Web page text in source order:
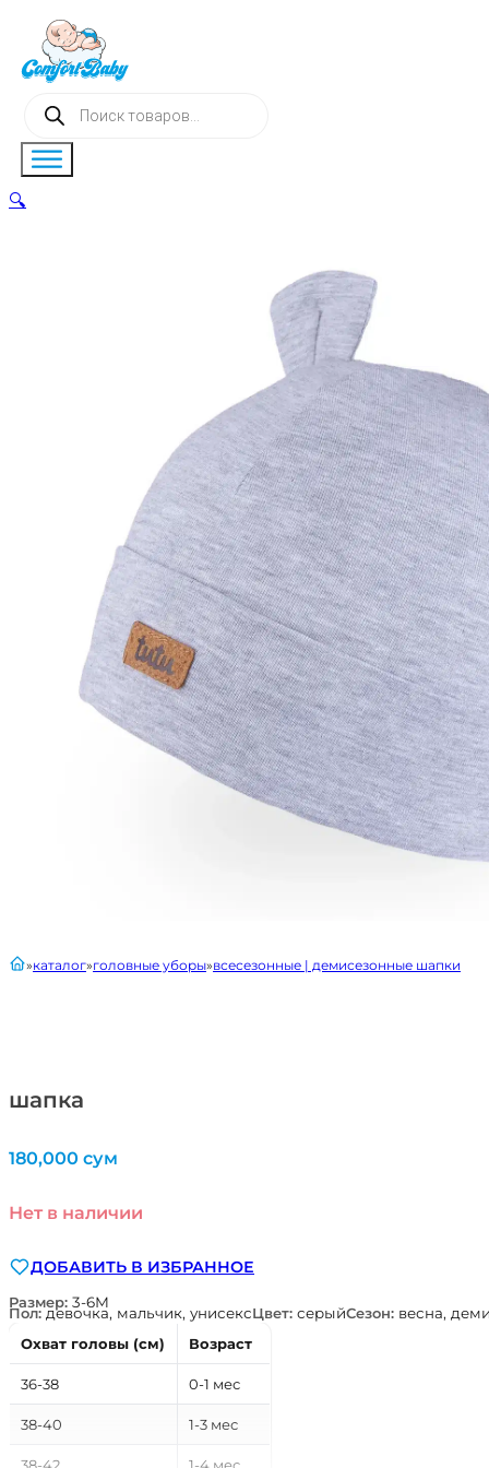
Поиск
товаров
шапка
главнаякаталог головные уборы всесезонные | демисезонные шапки
180,000 сум
Нет в наличии
ДОБАВИТЬ В ИЗБРАННОЕ
Размер: 3-6М
Пол:девочка, мальчик, унисексЦвет: серыйСезон: весна,
Охват головы (см)
Возраст
36-38 0-1 мес
38-40 1-3 мес
🔍